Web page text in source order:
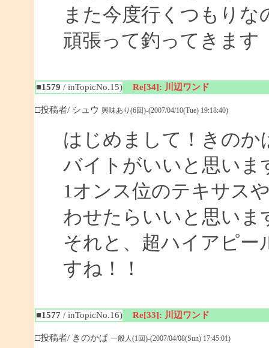
また今度行くつもりな
頑張って釣ってきます
■1579 / inTopicNo.15) Re[34]: 川辺ワンド
□投稿者/ シュウ 興味あり(6回)-(2007/04/10(Tue) 19:18:40)
はじめまして！きの
バイトがいいと思いま
1オンス位のテキサス
わせたらいいと思いま
それと、超ハイアピー
すね！！
■1577 / inTopicNo.16) Re[33]: 川辺ワンド
□投稿者/ きのかぱ 一般人(1回)-(2007/04/08(Sun) 17:45:01)